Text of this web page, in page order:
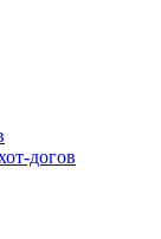
догов